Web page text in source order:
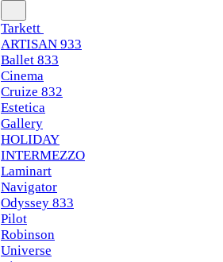
Tarkett
ARTISAN 933
Ballet 833
Cinema
Cruize 832
Estetica
Gallery
HOLIDAY
INTERMEZZO
Laminart
Navigator
Odyssey 833
Pilot
Robinson
Universe